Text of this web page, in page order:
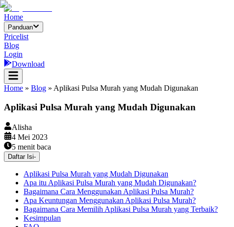
Home
Panduan
Pricelist
Blog
Login
Download
Home » Blog » Aplikasi Pulsa Murah yang Mudah Digunakan
Aplikasi Pulsa Murah yang Mudah Digunakan
Alisha
4 Mei 2023
5 menit baca
Daftar Isi-
Aplikasi Pulsa Murah yang Mudah Digunakan
Apa itu Aplikasi Pulsa Murah yang Mudah Digunakan?
Bagaimana Cara Menggunakan Aplikasi Pulsa Murah?
Apa Keuntungan Menggunakan Aplikasi Pulsa Murah?
Bagaimana Cara Memilih Aplikasi Pulsa Murah yang Terbaik?
Kesimpulan